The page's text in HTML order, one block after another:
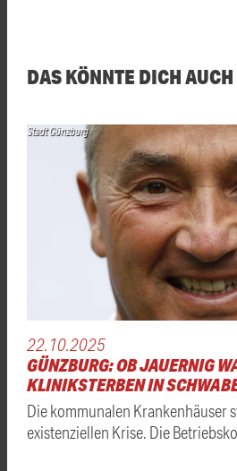
DAS KÖNNTE DICH
Stadt Günzburg
22.10.2025
GÜNZBURG: OB JAUERNIG
KLINIKSTERBEN IN
Die kommunalen Krankenhäuser
existenziellen Krise. Die